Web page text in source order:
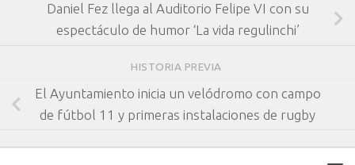
Daniel Fez llega al Auditorio Felipe VI con su
espectáculo de humor ‘La vida regulinchi’
HISTORIA PREVIA
El Ayuntamiento inicia un velódromo con campo
de fútbol 11 y primeras instalaciones de rugby